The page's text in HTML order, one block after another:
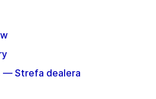
— Strefa dealera